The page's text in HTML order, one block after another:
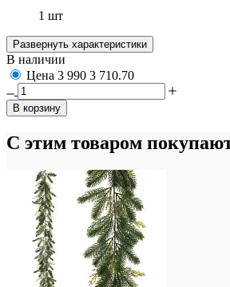
1 шт
Развернуть характеристики
В наличии
Цена 3 990 3 710.70
В корзину
С этим товаром